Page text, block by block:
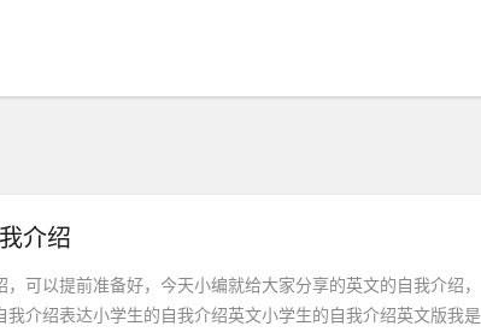
介绍
可以提前准备好，今天小编就给大家分享的英文的自我介绍，
介绍表达小学生的自我介绍英文小学生的自我介绍英文版我是